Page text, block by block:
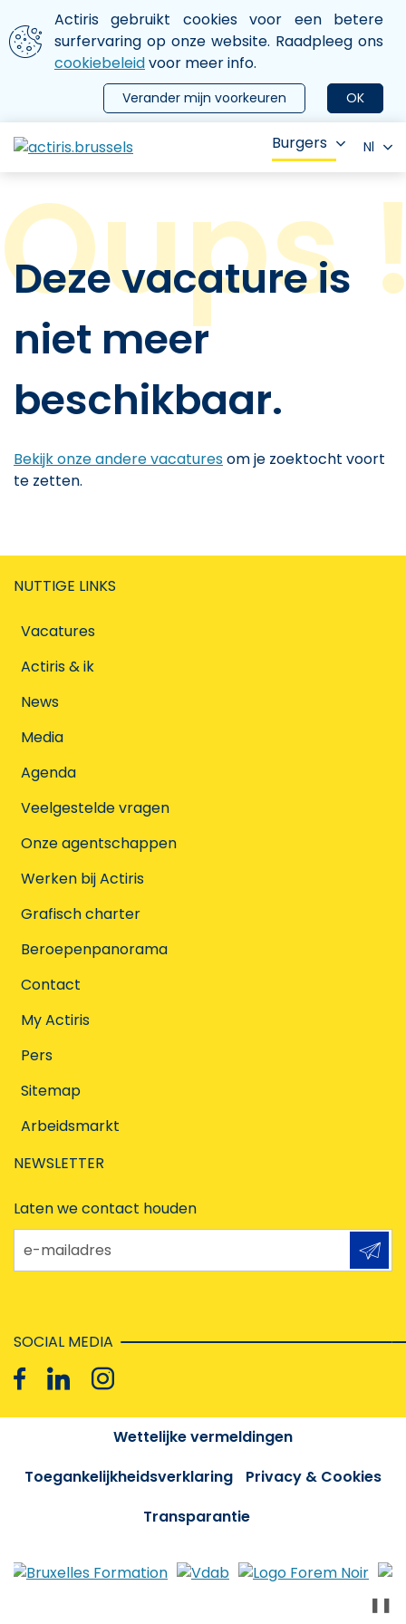
Aller au contenu principal
We gebruiken cookies
Actiris gebruikt cookies voor een betere
surfervaring op onze website. Raadpleeg ons
cookiebeleidvoor meer info.
OK
Verander mijn voorkeuren
le menu
Burgers Nl
Deze vacature is
niet meer
beschikbaar.
Bekijk onze andere vacaturesom je zoektocht voort
te zetten.
NUTTIGE LINKS
Vacatures
Actiris & ik
News
Media
Agenda
Veelgestelde vragen
Onze agentschappen
Werken bij Actiris
Grafisch charter
Beroepenpanorama
Contact
My Actiris
Pers
Sitemap
Arbeidsmarkt
NEWSLETTER
Laten we contact houden
e-mailadres
SOCIAL MEDIA
Wettelijke vermeldingen
Toegankelijkheidsverklaring
Privacy & Cookies
Transparantie
❚❚